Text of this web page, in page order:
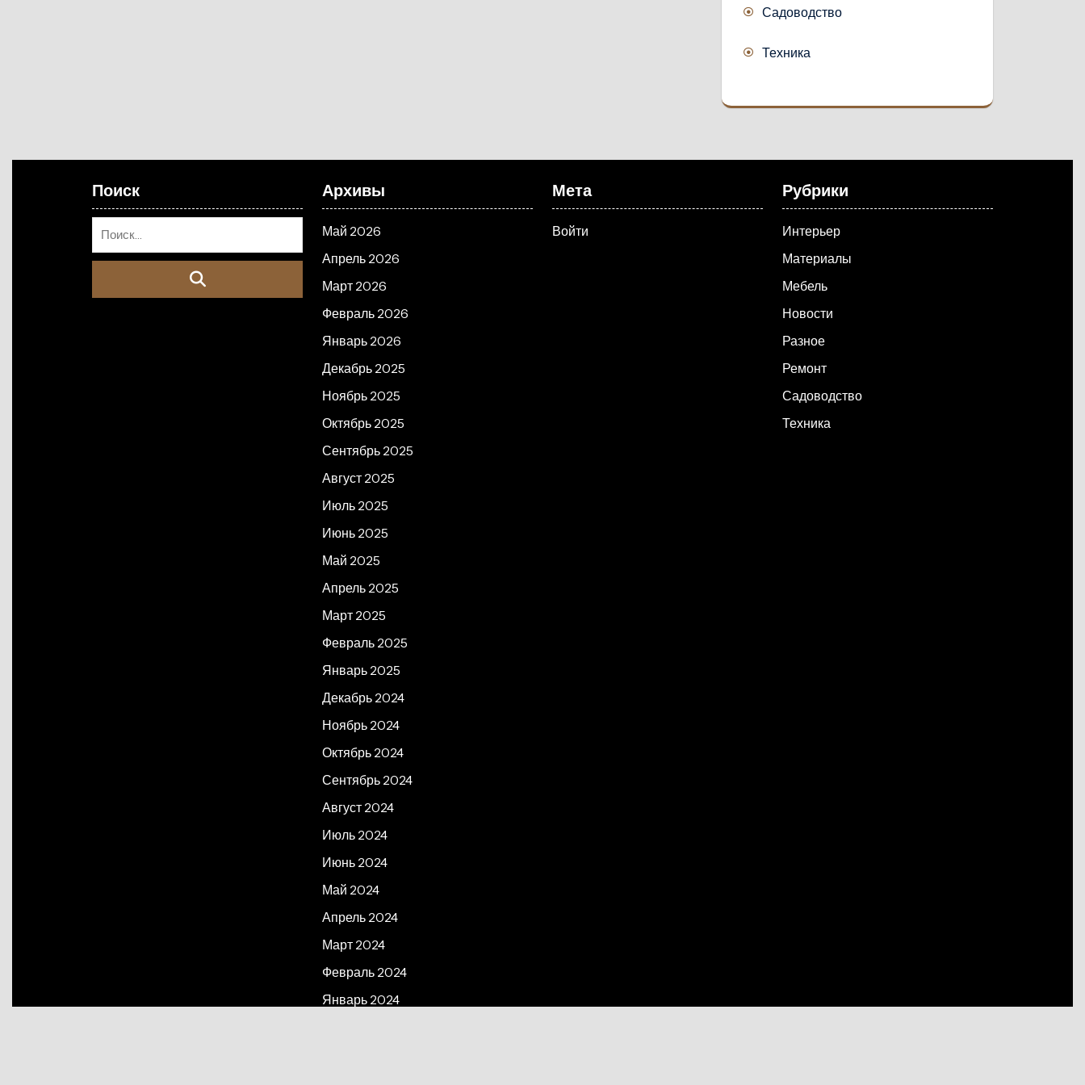
Садоводство
Техника
Поиск Архивы
Май 2026
Апрель 2026
Март 2026
Февраль 2026
Январь 2026
Декабрь 2025
Ноябрь 2025
Октябрь 2025
Сентябрь 2025
Август 2025
Июль 2025
Июнь 2025
Май 2025
Апрель 2025
Март 2025
Февраль 2025
Январь 2025
Декабрь 2024
Ноябрь 2024
Октябрь 2024
Сентябрь 2024
Август 2024
Июль 2024
Июнь 2024
Май 2024
Апрель 2024
Март 2024
Февраль 2024
Январь 2024
Мета
Войти
Рубрики
Интерьер
Материалы
Мебель
Новости
Разное
Ремонт
Садоводство
Техника